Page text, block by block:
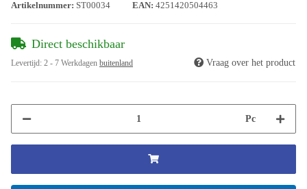
Artikelnummer: ST00034 EAN: 4251420504463
Direct beschikbaar
Levertijd: 2 - 7 Werkdagen buitenland Vraag over het product
Pc